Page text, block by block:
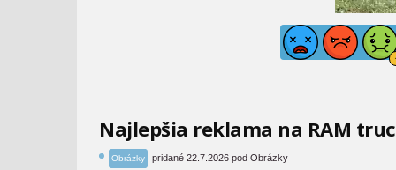
Najlepšia reklama na RAM
Obrázky pridané 22.7.2026 pod Obrázky